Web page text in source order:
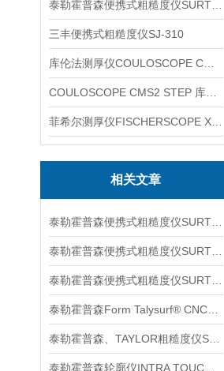
三丰便携式粗糙度仪SJ-310
相关文章